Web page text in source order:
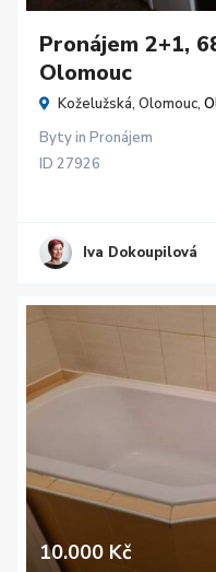
Pronájem 2+1,
Olomouc
Koželužská, Olomouc,
Bytyin Pronájem
ID 27926
Iva Dokoupilová
10.000 Kč